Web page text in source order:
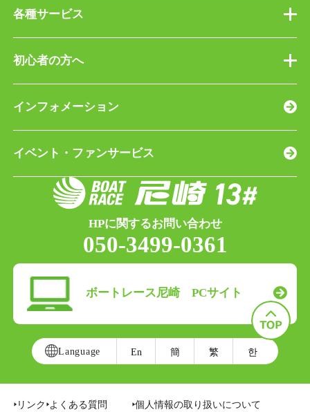
各種サービス
初心者の方へ
インフォメーション
イベント・ファンサービス
HPに関するお問い合わせ
050-3499-0361
ボートレース尼崎 PCサイト
Language En 簡 繁 한
リンク よくある質問 個人情報の取り扱いについて